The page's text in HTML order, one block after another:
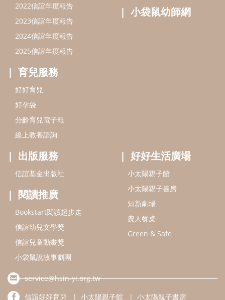
2022信誼年度報告
2023信誼年度報告
2024信誼年度報告
2025信誼年度報告
育兒服務
好好育兒
好孕袋
分齡育兒電子報
線上教養諮詢
小袋鼠幼師網
出版服務
信誼基金出版社
閱讀推廣
Bookstart閱讀起步走
信誼幼兒文學獎
信誼兒童動畫獎
小袋鼠說故事劇團
好好生活廣場
小太陽親子館
小太陽親子書房
知新劇場
農人餐桌
Green & Safe
service@hsin-yi.org.tw
信誼好好育兒
小太陽親子館 小太陽親子書房